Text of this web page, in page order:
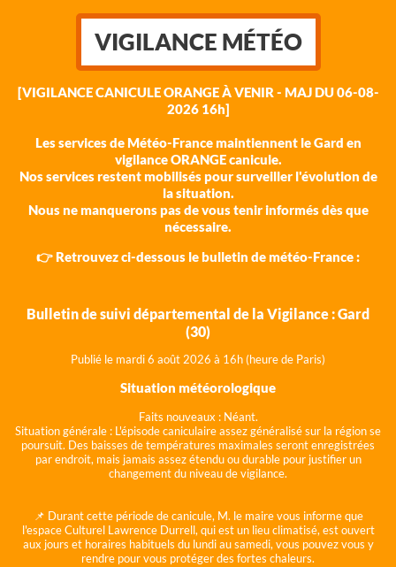
VIGILANCE MÉTÉO
[VIGILANCE CANICULE ORANGE À VENIR - MAJ DU 06-08-
2026 16h]
Les services de Météo-France maintiennent le Gard en
vigilance ORANGE canicule.
Nos services restent mobilisés pour surveiller l'évolution de
la situation.
Nous ne manquerons pas de vous tenir informés dès que
nécessaire.
👉 Retrouvez ci-dessous le bulletin de météo-France :
Bulletin de suivi départemental de la Vigilance : Gard
(30)
Publié le mardi 6 août 2026 à 16h (heure de Paris)
Situation météorologique
Faits nouveaux : Néant.
Situation générale : L'épisode caniculaire assez généralisé sur la région se
poursuit. Des baisses de températures maximales seront enregistrées
par endroit, mais jamais assez étendu ou durable pour justifier un
changement du niveau de vigilance.
📌 Durant cette période de canicule, M. le maire vous informe que
l'espace Culturel Lawrence Durrell, qui est un lieu climatisé, est ouvert
aux jours et horaires habituels du lundi au samedi, vous pouvez vous y
rendre pour vous protéger des fortes chaleurs.